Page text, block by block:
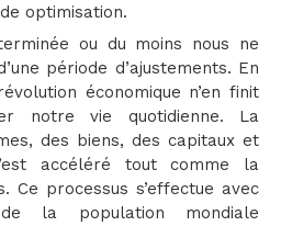
optimisation.
ou du moins nous ne
période d’ajustements. En
économique n’en finit
notre vie quotidienne. La
des biens, des capitaux et
accéléré tout comme la
Ce processus s’effectue avec
la population mondiale